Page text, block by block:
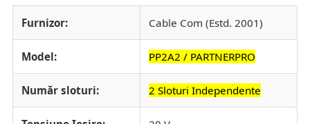
Furnizor: Cable Com (Estd. 2001)
Model: PP2A2 / PARTNERPRO
Număr sloturi: 2 Sloturi Independente